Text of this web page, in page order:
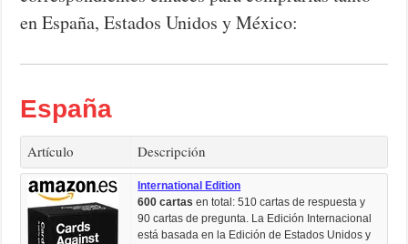
en España, Estados Unidos y México:
España
Artículo Descripción
International Edition
600 cartas en total: 510 cartas de respuesta y
90 cartas de pregunta. La Edición Internacional
está basada en la Edición de Estados Unidos y